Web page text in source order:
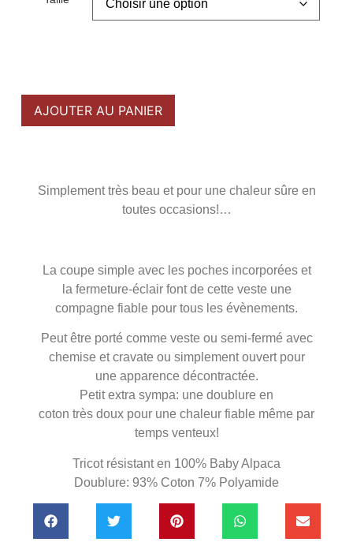
AJOUTER AU PANIER
Simplement très beau et pour une chaleur sûre en
toutes occasions!…
La coupe simple avec les poches incorporées et
la fermeture-éclair font de cette veste une
compagne fiable pour tous les évènements.
Peut être porté comme veste ou semi-fermé avec
chemise et cravate ou simplement ouvert pour
une apparence décontractée.
Petit extra sympa: une doublure en
coton très doux pour une chaleur fiable même par
temps venteux!
Tricot résistant en 100% Baby Alpaca
Doublure: 93% Coton 7% Polyamide